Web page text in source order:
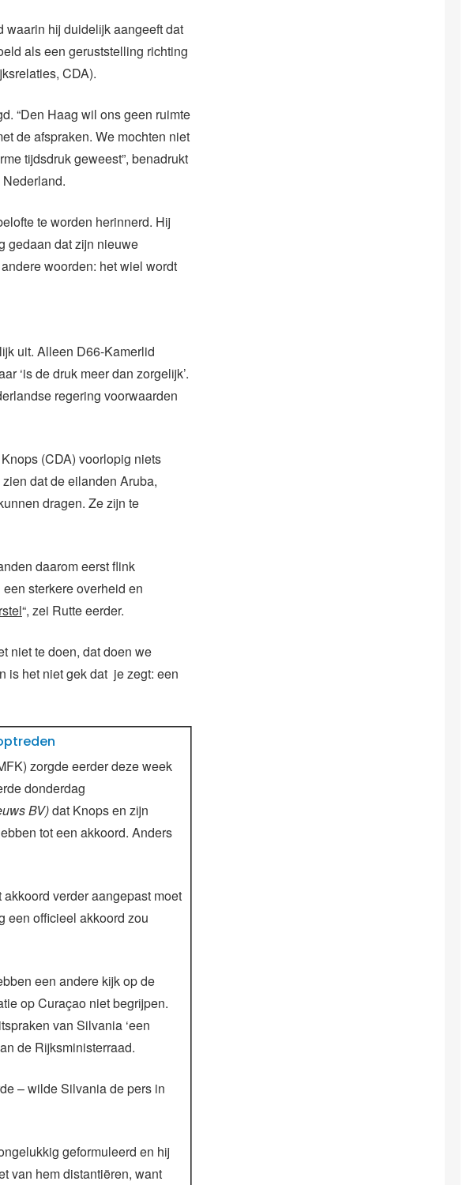
waarin hij duidelijk aangeeft dat
als een geruststelling richting
CDA).
“Den Haag wil ons geen ruimte
de afspraken. We mochten niet
tijdsdruk geweest”, benadrukt
te worden herinnerd. Hij
gedaan dat zijn nieuwe
woorden: het wiel wordt
uit. Alleen D66-Kamerlid
‘is de druk meer dan zorgelijk’.
regering voorwaarden
(CDA) voorlopig niets
dat de eilanden Aruba,
dragen. Ze zijn te
daarom eerst flink
sterkere overheid en
“, zei Rutte eerder.
niet te doen, dat doen we
is het niet gek dat je zegt: een
zorgde eerder deze week
donderdag
BV)dat Knops en zijn
tot een akkoord. Anders
akkoord verder aangepast moet
een officieel akkoord zou
een andere kijk op de
op Curaçao niet begrijpen.
van Silvania ‘een
de Rijksministerraad.
– wilde Silvania de pers in
geformuleerd en hij
van hem distantiëren, want